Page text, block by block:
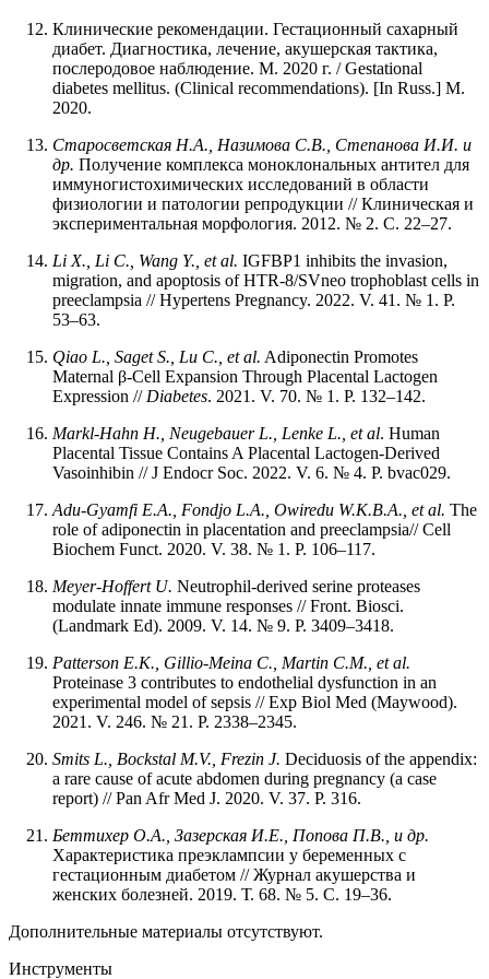
Клинические рекомендации. Гестационный сахарный
диабет. Диагностика, лечение, акушерская тактика,
послеродовое наблюдение. М. 2020 г. / Gestational
diabetes mellitus. (Clinical recommendations). [In Russ.] M.
2020.
Старосветская Н.А., Назимова С.В., Степанова И.И. и
др. Получение комплекса моноклональных антител для
иммуногистохимических исследований в области
физиологии и патологии репродукции // Клиническая и
экспериментальная морфология. 2012. № 2. С. 22–27.
Li X., Li C., Wang Y., et al. IGFBP1 inhibits the invasion,
migration, and apoptosis of HTR-8/SVneo trophoblast cells in
preeclampsia // Hypertens Pregnancy. 2022. V. 41. № 1. P.
53–63.
Qiao L., Saget S., Lu C., et al. Adiponectin Promotes
Maternal β-Cell Expansion Through Placental Lactogen
Expression // Diabetes. 2021. V. 70. № 1. P. 132–142.
Markl-Hahn H., Neugebauer L., Lenke L., et al. Human
Placental Tissue Contains A Placental Lactogen-Derived
Vasoinhibin // J Endocr Soc. 2022. V. 6. № 4. P. bvac029.
Adu-Gyamfi E.A., Fondjo L.A., Owiredu W.K.B.A., et al. The
role of adiponectin in placentation and preeclampsia// Cell
Biochem Funct. 2020. V. 38. № 1. P. 106–117.
Meyer-Hoffert U. Neutrophil-derived serine proteases
modulate innate immune responses // Front. Biosci.
(Landmark Ed). 2009. V. 14. № 9. P. 3409–3418.
Patterson E.K., Gillio-Meina C., Martin C.M., et al.
Proteinase 3 contributes to endothelial dysfunction in an
experimental model of sepsis // Exp Biol Med (Maywood).
2021. V. 246. № 21. P. 2338–2345.
Smits L., Bockstal M.V., Frezin J. Deciduosis of the appendix:
a rare cause of acute abdomen during pregnancy (a case
report) // Pan Afr Med J. 2020. V. 37. P. 316.
Беттихер О.А., Зазерская И.Е., Попова П.В., и др.
Характеристика преэклампсии у беременных с
гестационным диабетом // Журнал акушерства и
женских болезней. 2019. Т. 68. № 5. С. 19–36.
Дополнительные материалы отсутствуют.
Инструменты